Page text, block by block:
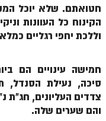
הזוהר הקדוש בשלח מתחילים
הזוהר הקדוש בשלח מתקדמים
הזוהר הקדוש יתרו מתקדמים
משפטים מתחילים
הזוהר הקדוש משפטים מתקדמים
חטואתם. שלא יוכל
הקינוח כל העוונות
וללכת יחפי רגליים
חמישה עינויים הם
סיכה, נעילת
צדדים העליונים, חג"ת
והם שערים שלה.